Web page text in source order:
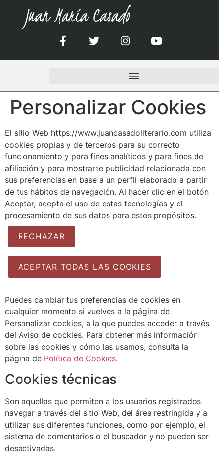
Juan María Casado
Personalizar Cookies
El sitio Web https://www.juancasadoliterario.com utiliza
cookies propias y de terceros para su correcto
funcionamiento y para fines analíticos y para fines de
afiliación y para mostrarte publicidad relacionada con
sus preferencias en base a un perfil elaborado a partir
de tus hábitos de navegación. Al hacer clic en el botón
Aceptar, acepta el uso de estas tecnologías y el
procesamiento de sus datos para estos propósitos.
RECHAZAR
ACEPTAR TODAS LAS COOKIES
Puedes cambiar tus preferencias de cookies en
cualquier momento si vuelves a la página de
Personalizar cookies, a la que puedes acceder a través
del Aviso de cookies. Para obtener más información
sobre las cookies y cómo las usamos, consulta la
página de Política de Cookies.
Cookies técnicas
Son aquellas que permiten a los usuarios registrados
navegar a través del sitio Web, del área restringida y a
utilizar sus diferentes funciones, como por ejemplo, el
sistema de comentarios o el buscador y no pueden ser
desactivadas.